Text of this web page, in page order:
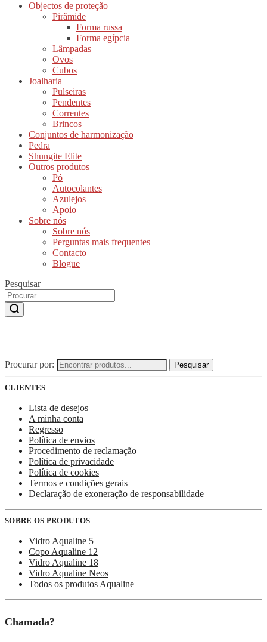
Objectos de proteção
Pirâmide
Forma russa
Forma egípcia
Lâmpadas
Ovos
Cubos
Joalharia
Pulseiras
Pendentes
Correntes
Brincos
Conjuntos de harmonização
Pedra
Shungite Elite
Outros produtos
Pó
Autocolantes
Azulejos
Apoio
Sobre nós
Sobre nós
Perguntas mais frequentes
Contacto
Blogue
Pesquisar
Procurar por: Pesquisar
CLIENTES
Lista de desejos
A minha conta
Regresso
Política de envios
Procedimento de reclamação
Política de privacidade
Política de cookies
Termos e condições gerais
Declaração de exoneração de responsabilidade
SOBRE OS PRODUTOS
Vidro Aqualine 5
Copo Aqualine 12
Vidro Aqualine 18
Vidro Aqualine Neos
Todos os produtos Aqualine
Chamada?